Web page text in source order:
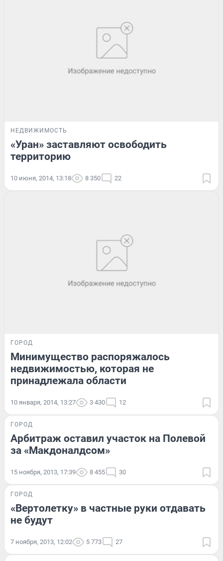
НЕДВИЖИМОСТЬ
«Уран» заставляют освободить
территорию
10 июня, 2014, 13:18 8 350 22
ГОРОД
Минимущество распоряжалось
недвижимостью, которая не
принадлежала области
10 января, 2014, 13:27 3 430 12
ГОРОД
Арбитраж оставил участок на Полевой
за «Макдоналдсом»
15 ноября, 2013, 17:39 8 455 30
ГОРОД
«Вертолетку» в частные руки отдавать
не будут
7 ноября, 2013, 12:02 5 773 27